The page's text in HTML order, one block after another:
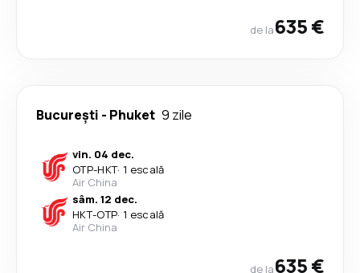
de la635 €
București - Phuket 9 zile
vin. 04 dec.
OTP-HKT· 1 escală
Air China
sâm. 12 dec.
HKT-OTP· 1 escală
Air China
de la635 €